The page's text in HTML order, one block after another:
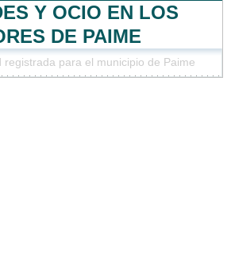
Y OCIO EN LOS
DE PAIME
registrada para el municipio de Paime